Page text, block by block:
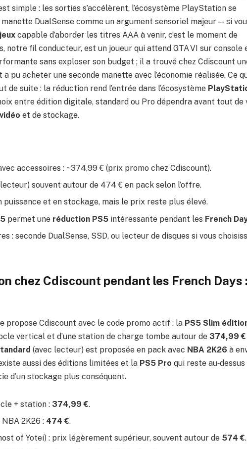
simple : les sorties s’accélèrent, l’écosystème PlayStation se
DualSense comme un argument sensoriel majeur — si
capable d’aborder les titres AAA à venir, c’est le moment de
notre fil conducteur, est un joueur qui attend GTA VI sur console
sans exploser son budget ; il a trouvé chez Cdiscount
pu acheter une seconde manette avec l’économie réalisée. Ce
suite : la réduction rend l’entrée dans l’écosystème
entre édition digitale, standard ou Pro dépendra avant tout de
et de stockage.
accessoires : ~374,99 € (prix promo chez Cdiscount).
souvent autour de 474 € en pack selon l’offre.
puissance et en stockage, mais le prix reste plus élevé.
permet une réduction PS5 intéressante pendant les French
: seconde DualSense, SSD, ou lecteur de disques si vous
chez Cdiscount pendant les French Days :
propose Cdiscount avec le code promo actif : la PS5 Slim
vertical et d’une station de charge tombe autour de 374,99 €
(avec lecteur) est proposée en pack avec NBA 2K26 à
aussi des éditions limitées et la PS5 Pro qui reste au‑dessus
d’un stockage plus conséquent.
+ station : 374,99 €.
2K26 : 474 €.
of Yotei) : prix légèrement supérieur, souvent autour de 574 €.